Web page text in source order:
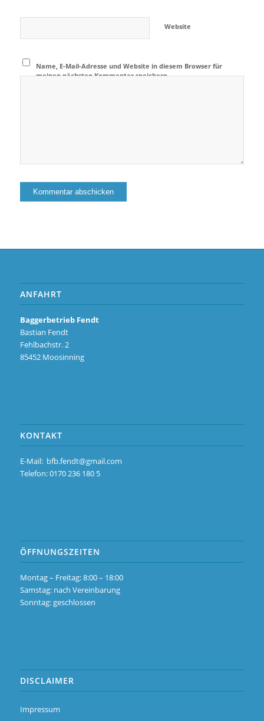
Website
Name, E-Mail-Adresse und Website in diesem Browser für
meinen nächsten Kommentar speichern.
ANFAHRT
Baggerbetrieb Fendt
Bastian Fendt
Fehlbachstr. 2
85452 Moosinning
KONTAKT
E-Mail: bfb.fendt@gmail.com
Telefon: 0170 236 180 5
ÖFFNUNGSZEITEN
Montag – Freitag: 8:00 – 18:00
Samstag: nach Vereinbarung
Sonntag: geschlossen
DISCLAIMER
Impressum